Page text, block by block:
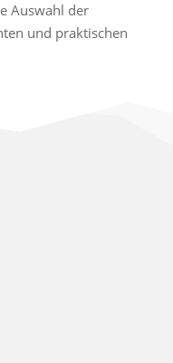
Auswahl der
und praktischen